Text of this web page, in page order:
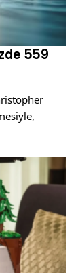
559